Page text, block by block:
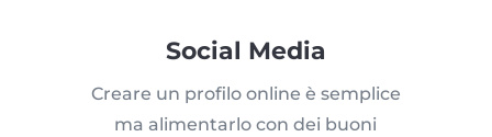
Social Media
Creare un profilo online è semplice
ma alimentarlo con dei buoni